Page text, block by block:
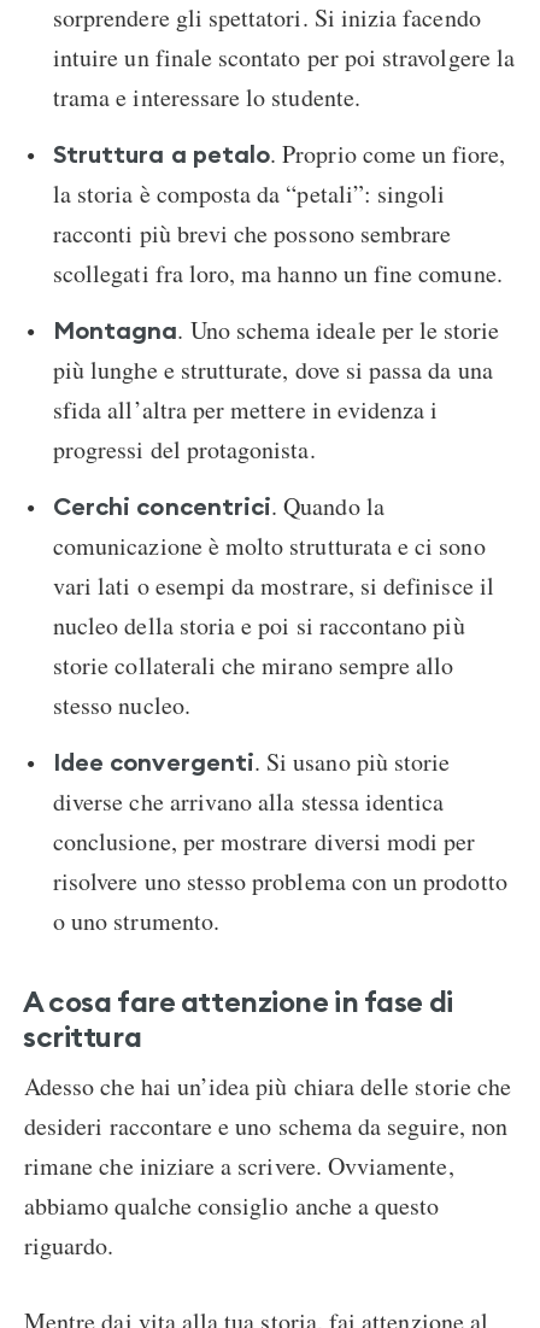
sorprendere gli spettatori. Si inizia facendo
intuire un finale scontato per poi stravolgere la
trama e interessare lo studente.
Struttura a petalo. Proprio come un fiore,
la storia è composta da “petali”: singoli
racconti più brevi che possono sembrare
scollegati fra loro, ma hanno un fine comune.
Montagna. Uno schema ideale per le storie
più lunghe e strutturate, dove si passa da una
sfida all’altra per mettere in evidenza i
progressi del protagonista.
Cerchi concentrici. Quando la
comunicazione è molto strutturata e ci sono
vari lati o esempi da mostrare, si definisce il
nucleo della storia e poi si raccontano più
storie collaterali che mirano sempre allo
stesso nucleo.
Idee convergenti. Si usano più storie
diverse che arrivano alla stessa identica
conclusione, per mostrare diversi modi per
risolvere uno stesso problema con un prodotto
o uno strumento.
A cosa fare attenzione in fase di
scrittura
Adesso che hai un’idea più chiara delle storie che
desideri raccontare e uno schema da seguire, non
rimane che iniziare a scrivere. Ovviamente,
abbiamo qualche consiglio anche a questo
riguardo.